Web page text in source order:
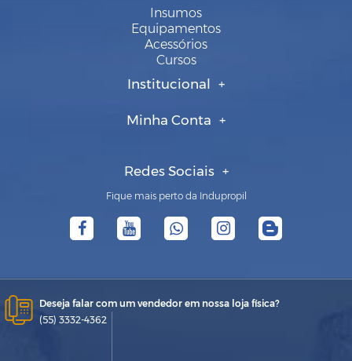
Insumos
Equipamentos
Acessórios
Cursos
Institucional
Minha Conta
Redes Sociais
Fique mais perto da Indupropil
Deseja falar com um vendedor em nossa loja física?
(55) 3332-4362